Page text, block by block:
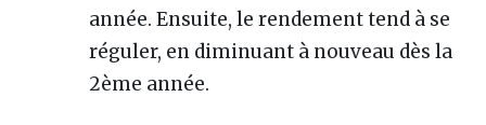
année. Ensuite, le rendement tend à se
réguler, en diminuant à nouveau dès la
2ème année.